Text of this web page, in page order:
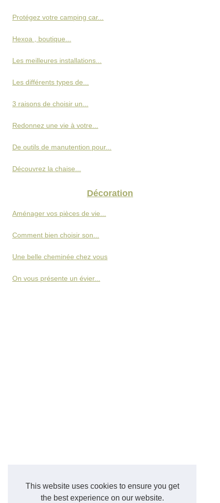
This website uses cookies to ensure you get
the best experience on our website.
Protégez votre camping car...
Hexoa , boutique...
Les meilleures installations...
Les différents types de...
3 raisons de choisir un...
Redonnez une vie à votre...
De outils de manutention pour...
Découvrez la chaise...
Décoration
Aménager vos pièces de vie...
Comment bien choisir son...
Une belle cheminée chez vous
On vous présente un évier...